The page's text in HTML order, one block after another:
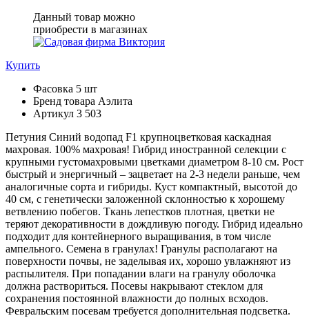
Данный товар можно
приобрести в магазинах
Купить
Фасовка 5 шт
Бренд товара Аэлита
Артикул 3 503
Петуния Синий водопад F1 крупноцветковая каскадная
махровая. 100% махровая! Гибрид иностранной селекции с
крупными густомахровыми цветками диаметром 8-10 см. Рост
быстрый и энергичный – зацветает на 2-3 недели раньше, чем
аналогичные сорта и гибриды. Куст компактный, высотой до
40 см, с генетически заложенной склонностью к хорошему
ветвлению побегов. Ткань лепестков плотная, цветки не
теряют декоративности в дождливую погоду. Гибрид идеально
подходит для контейнерного выращивания, в том числе
ампельного. Семена в гранулах! Гранулы располагают на
поверхности почвы, не заделывая их, хорошо увлажняют из
распылителя. При попадании влаги на гранулу оболочка
должна раствориться. Посевы накрывают стеклом для
сохранения постоянной влажности до полных всходов.
Февральским посевам требуется дополнительная подсветка.